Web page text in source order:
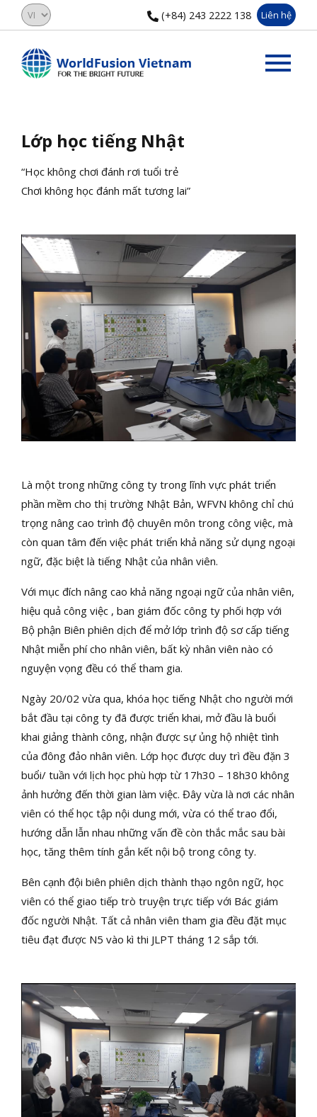
(+84) 243 2222 138 Liên hệ
Lớp học tiếng Nhật
“Học không chơi đánh rơi tuổi trẻ
Chơi không học đánh mất tương lai”
Là một trong những công ty trong lĩnh vực phát triển
phần mềm cho thị trường Nhật Bản, WFVN không chỉ chú
trọng nâng cao trình độ chuyên môn trong công việc, mà
còn quan tâm đến việc phát triển khả năng sử dụng ngoại
ngữ, đặc biệt là tiếng Nhật của nhân viên.
Với mục đích nâng cao khả năng ngoại ngữ của nhân viên,
hiệu quả công việc , ban giám đốc công ty phối hợp với
Bộ phận Biên phiên dịch để mở lớp trình độ sơ cấp tiếng
Nhật miễn phí cho nhân viên, bất kỳ nhân viên nào có
nguyện vọng đều có thể tham gia.
Ngày 20/02 vừa qua, khóa học tiếng Nhật cho người mới
bắt đầu tại công ty đã được triển khai, mở đầu là buổi
khai giảng thành công, nhận được sự ủng hộ nhiệt tình
của đông đảo nhân viên. Lớp học được duy trì đều đặn 3
buổi/ tuần với lịch học phù hợp từ 17h30 – 18h30 không
ảnh hưởng đến thời gian làm việc. Đây vừa là nơi các nhân
viên có thể học tập nội dung mới, vừa có thể trao đổi,
hướng dẫn lẫn nhau những vấn đề còn thắc mắc sau bài
học, tăng thêm tính gắn kết nội bộ trong công ty.
Bên cạnh đội biên phiên dịch thành thạo ngôn ngữ, học
viên có thể giao tiếp trò truyện trực tiếp với Bác giám
đốc người Nhật. Tất cả nhân viên tham gia đều đặt mục
tiêu đạt được N5 vào kì thi JLPT tháng 12 sắp tới.